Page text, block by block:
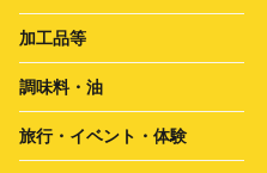
加工品等
調味料・油
旅行・イベント・体験